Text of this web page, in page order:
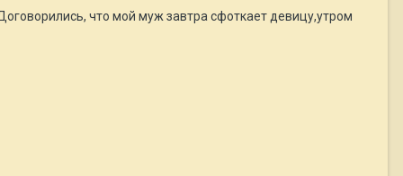
что мой муж завтра сфоткает девицу,утром